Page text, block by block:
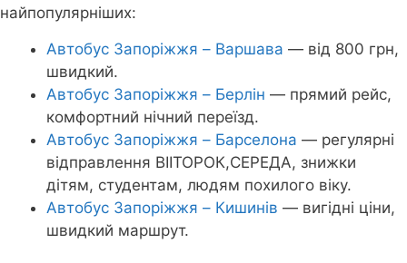
найпопулярніших:
Автобус Запоріжжя – Варшава — від 800 грн,
швидкий.
Автобус Запоріжжя – Берлін — прямий рейс,
комфортний нічний переїзд.
Автобус Запоріжжя – Барселона — регулярні
відправлення ВІІТОРОК,СЕРЕДА, знижки
дітям, студентам, людям похилого віку.
Автобус Запоріжжя – Кишинів — вигідні ціни,
швидкий маршрут.